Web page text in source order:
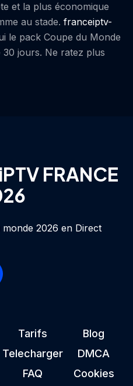
et la plus économique
au stade. franceiptv-
le pack Coupe du Monde
jours. Ne ratez plus
FRANCE
2026 en Direct
Tarifs
Telecharger
FAQ
Blog
DMCA
Cookies